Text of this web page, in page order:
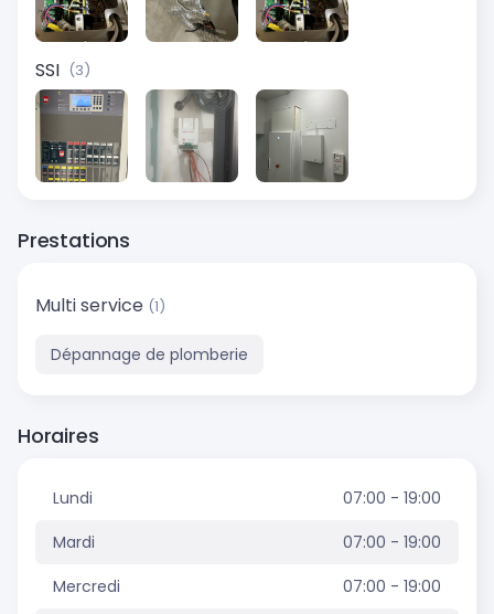
SSI (3)
Prestations
Multi service (1)
Dépannage de plomberie
Horaires
Lundi
07:00 - 19:00
Mardi
07:00 - 19:00
Mercredi
07:00 - 19:00